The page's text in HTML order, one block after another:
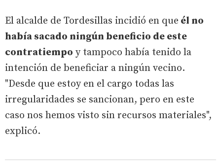
El alcalde de Tordesillas incidió en que él no
había sacado ningún beneficio de este
contratiempo y tampoco había tenido la
intención de beneficiar a ningún vecino.
"Desde que estoy en el cargo todas las
irregularidades se sancionan, pero en este
caso nos hemos visto sin recursos materiales",
explicó.